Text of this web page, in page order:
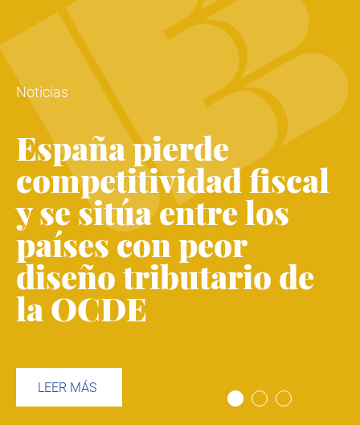
Noticias
España pierde
competitividad fiscal
y se sitúa entre los
países con peor
diseño tributario de
la OCDE
LEER MÁS